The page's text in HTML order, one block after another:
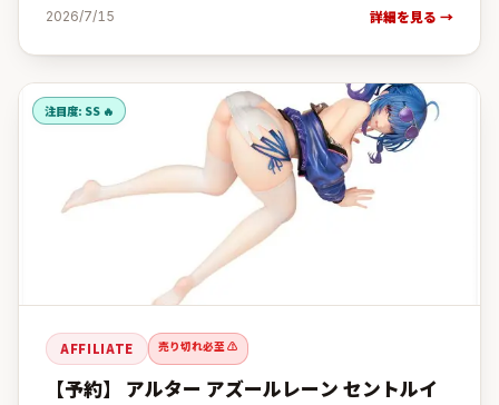
2026/7/15 詳細を見る →
注目度: SS 🔥
AFFILIATE 売り切れ必至 ⚠️
【予約】 アルター アズールレーン セントルイ